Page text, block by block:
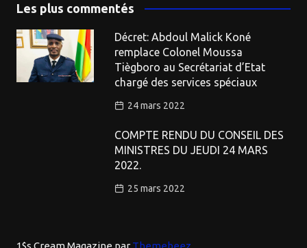
Les plus commentés
Décret: Abdoul Malick Koné
remplace Colonel Moussa
Tiègboro au Secrétariat d’Etat
chargé des services spéciaux
24 mars 2022
COMPTE RENDU DU CONSEIL DES
MINISTRES DU JEUDI 24 MARS
2022.
25 mars 2022
1$s Cream Magazine par Themebeez